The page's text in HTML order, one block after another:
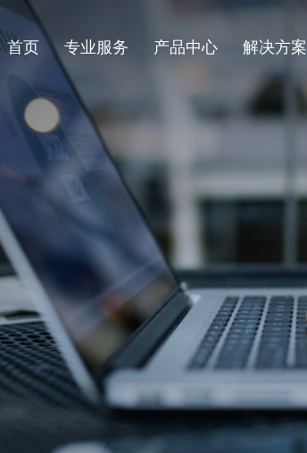
首页 专业服务 产品中心 解决方案